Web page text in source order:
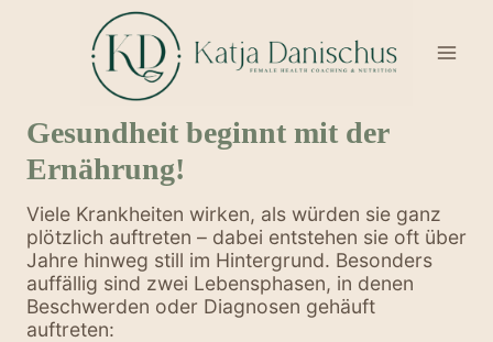
Gesundheit beginnt mit der
Ernährung!
Viele Krankheiten wirken, als würden sie ganz
plötzlich auftreten – dabei entstehen sie oft über
Jahre hinweg still im Hintergrund. Besonders
auffällig sind zwei Lebensphasen, in denen
Beschwerden oder Diagnosen gehäuft
auftreten: